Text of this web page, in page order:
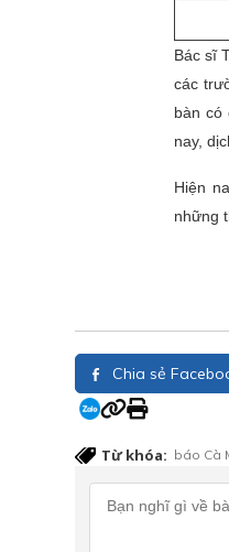
Bác sĩ
các
bàn có
nay,
Hiện
những
Chia sẻ
Từ khóa: báo Cà